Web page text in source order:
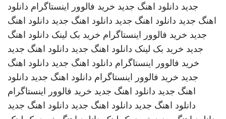
جدید دانلود اهنگ جدید خرید فالوور اینستاگرام دانلود
اهنگ جدید دانلود اهنگ جدید دانلود اهنگ جدید دانلود اهنگ
جدید خرید فالوور اینستاگرام خرید بک لینک دانلود اهنگ
جدید خرید بک لینک دانلود اهنگ جدید دانلود اهنگ جدید
خرید فالوور اینستاگرام دانلود اهنگ جدید دانلود اهنگ
جدید خرید فالوور اینستاگرام دانلود اهنگ جدید دانلود
اهنگ جدید دانلود اهنگ جدید خرید فالوور اینستاگرام
دانلود اهنگ جدید دانلود اهنگ جدید دانلود اهنگ جدید